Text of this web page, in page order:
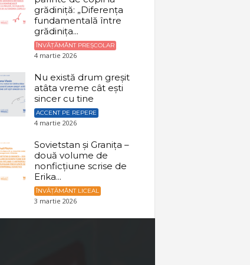
grădiniță: „Diferența
fundamentală între
grădinița...
ÎNVĂȚĂMÂNT PREȘCOLAR
4 martie 2026
Nu există drum greșit
atâta vreme cât ești
sincer cu tine
ACCENT PE REPERE
4 martie 2026
Sovietstan și Granița –
două volume de
nonficțiune scrise de
Erika...
ÎNVĂȚĂMÂNT LICEAL
3 martie 2026